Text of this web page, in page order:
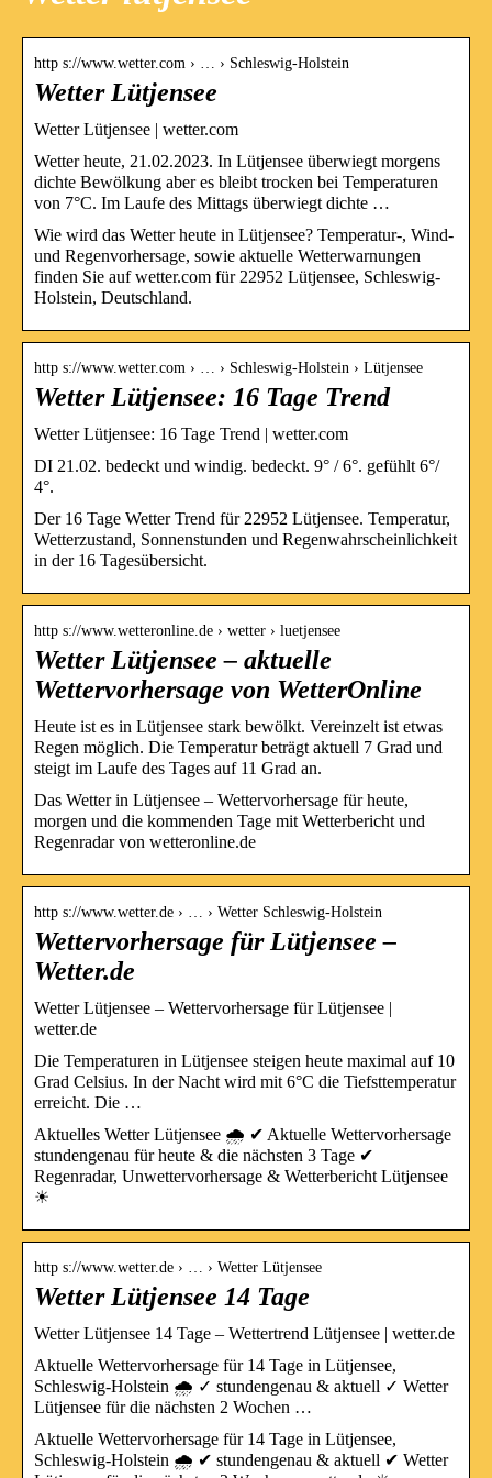
http s://www.wetter.com › … › Schleswig-Holstein
Wetter Lütjensee
Wetter Lütjensee | wetter.com
Wetter heute, 21.02.2023. In Lütjensee überwiegt morgens
dichte Bewölkung aber es bleibt trocken bei Temperaturen
von 7°C. Im Laufe des Mittags überwiegt dichte …
Wie wird das Wetter heute in Lütjensee? Temperatur-, Wind-
und Regenvorhersage, sowie aktuelle Wetterwarnungen
finden Sie auf wetter.com für 22952 Lütjensee, Schleswig-
Holstein, Deutschland.
http s://www.wetter.com › … › Schleswig-Holstein › Lütjensee
Wetter Lütjensee: 16 Tage Trend
Wetter Lütjensee: 16 Tage Trend | wetter.com
DI 21.02. bedeckt und windig. bedeckt. 9° / 6°. gefühlt 6°/
4°.
Der 16 Tage Wetter Trend für 22952 Lütjensee. Temperatur,
Wetterzustand, Sonnenstunden und Regenwahrscheinlichkeit
in der 16 Tagesübersicht.
http s://www.wetteronline.de › wetter › luetjensee
Wetter Lütjensee – aktuelle
Wettervorhersage von WetterOnline
Heute ist es in Lütjensee stark bewölkt. Vereinzelt ist etwas
Regen möglich. Die Temperatur beträgt aktuell 7 Grad und
steigt im Laufe des Tages auf 11 Grad an.
Das Wetter in Lütjensee – Wettervorhersage für heute,
morgen und die kommenden Tage mit Wetterbericht und
Regenradar von wetteronline.de
http s://www.wetter.de › … › Wetter Schleswig-Holstein
Wettervorhersage für Lütjensee –
Wetter.de
Wetter Lütjensee – Wettervorhersage für Lütjensee |
wetter.de
Die Temperaturen in Lütjensee steigen heute maximal auf 10
Grad Celsius. In der Nacht wird mit 6°C die Tiefsttemperatur
erreicht. Die …
Aktuelles Wetter Lütjensee 🌧️ ✔ Aktuelle Wettervorhersage
stundengenau für heute & die nächsten 3 Tage ✔
Regenradar, Unwettervorhersage & Wetterbericht Lütjensee
☀
http s://www.wetter.de › … › Wetter Lütjensee
Wetter Lütjensee 14 Tage
Wetter Lütjensee 14 Tage – Wettertrend Lütjensee | wetter.de
Aktuelle Wettervorhersage für 14 Tage in Lütjensee,
Schleswig-Holstein 🌧️ ✓ stundengenau & aktuell ✓ Wetter
Lütjensee für die nächsten 2 Wochen …
Aktuelle Wettervorhersage für 14 Tage in Lütjensee,
Schleswig-Holstein 🌧️ ✔ stundengenau & aktuell ✔ Wetter